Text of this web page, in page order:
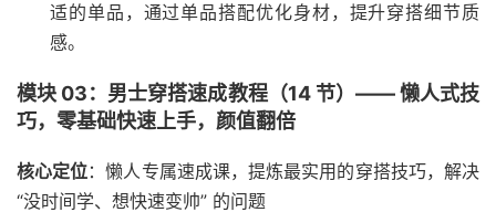
适的单品，通过单品搭配优化身材，提升穿搭细节质
感。
模块 03：男士穿搭速成教程（14 节）—— 懒人式技
巧，零基础快速上手，颜值翻倍
核心定位：懒人专属速成课，提炼最实用的穿搭技巧，解决
“没时间学、想快速变帅” 的问题